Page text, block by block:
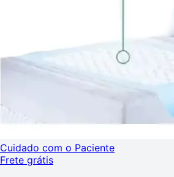
Cuidado com o Paciente
Frete grátis